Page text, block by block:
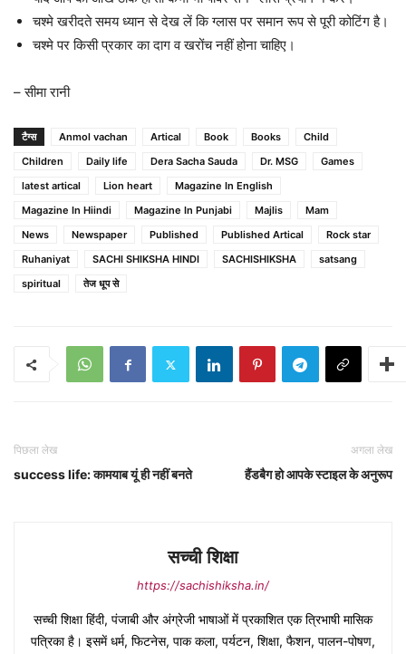
चश्मे खरीदते समय ध्यान से देख लें कि ग्लास पर समान रूप से पूरी कोटिंग है।
चश्मे पर किसी प्रकार का दाग व खरोंच नहीं होना चाहिए।
– सीमा रानी
टैग्स Anmol vachan Artical Book Books
Child
Children
Daily life Dera Sacha Sauda Dr. MSG
Games
latest artical
Lion heart
Magazine In English
Magazine In Hiindi
Magazine In Punjabi Majlis
Mam
News
Newspaper Published Published Artical
Rock star
Ruhaniyat
SACHI SHIKSHA HINDI SACHISHIKSHA
satsang
spiritual
तेज धूप से
पिछला लेख
success life: कामयाब यूं ही नहीं बनते
अगला लेख
हैंडबैग हो आपके स्टाइल के अनुरूप
सच्ची शिक्षा
https://sachishiksha.in/
सच्ची शिक्षा हिंदी, पंजाबी और अंग्रेजी भाषाओं में प्रकाशित एक त्रिभाषी मासिक
पत्रिका है। इसमें धर्म, फिटनेस, पाक कला, पर्यटन, शिक्षा, फैशन, पालन-पोषण,